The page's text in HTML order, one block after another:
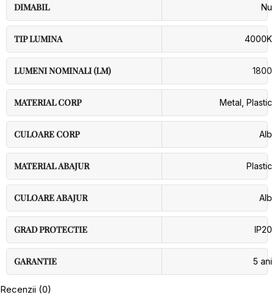
DIMABIL Nu
TIP LUMINA 4000K
LUMENI NOMINALI (LM) 1800
MATERIAL CORP Metal Plastic
CULOARE CORP Alb
MATERIAL ABAJUR Plastic
CULOARE ABAJUR Alb
GRAD PROTECTIE IP20
GARANTIE 5 ani
Recenzii (0)